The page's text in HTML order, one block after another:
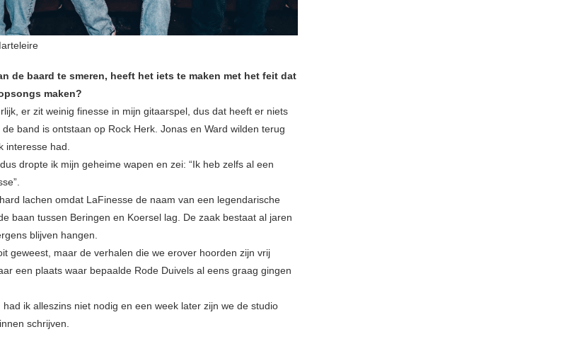
de baard te smeren, heeft het iets te maken met het feit dat
maken?
er zit weinig finesse in mijn gitaarspel, dus dat heeft er niets
band is ontstaan op Rock Herk. Jonas en Ward wilden terug
interesse had.
dropte ik mijn geheime wapen en zei: “Ik heb zelfs al een
lachen omdat LaFinesse de naam van een legendarische
baan tussen Beringen en Koersel lag. De zaak bestaat al jaren
blijven hangen.
geweest, maar de verhalen die we erover hoorden zijn vrij
een plaats waar bepaalde Rode Duivels al eens graag gingen
had ik alleszins niet nodig en een week later zijn we de studio
schrijven.